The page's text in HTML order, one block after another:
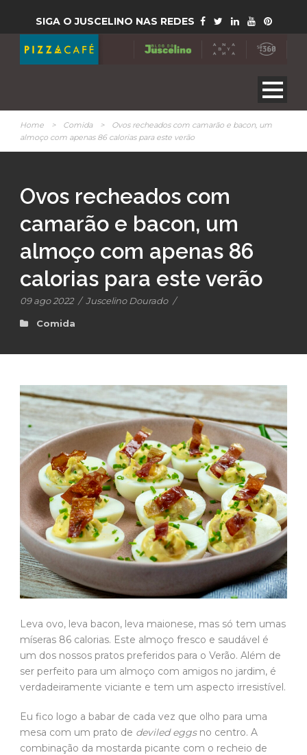
SIGA O JUSCELINO NAS REDES
Home > Comida >
Ovos recheados com camarão e bacon, um
almoço com apenas 86 calorias para este verão
Ovos recheados com
camarão e bacon, um
almoço com apenas 86
calorias para este verão
09 ago 2022 / Juscelino Dourado /
Comida
Leva ovo, leva bacon, leva maionese, mas só tem umas
míseras 86 calorias. Este almoço fresco e saudável é
um dos nossos pratos preferidos para o Verão. Além de
ser perfeito para um almoço com amigos no jardim, é
verdadeiramente viciante e tem um aspecto irresistível.
Eu fico logo a babar de cada vez que olho para uma
mesa com um prato de deviled eggsno centro. A
combinação da mostarda picante com o recheio de